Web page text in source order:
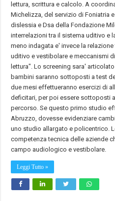
lettura, scrittura e calcolo. A
Michelizza, del servizio di Foniatria
dislessia e Dsa della Fondazione
interrelazioni tra il sistema uditivo e
meno indagata e' invece la
uditivo e vestibolare e meccanismi
lettura". Lo screening sara'
bambini saranno sottoposti a test
due mesi effettueranno esercizi di
deficitari, per poi essere sottoposti
percorso. Se questo primo studio
Abruzzo, dovesse evidenziare
uno studio allargato e policentrico.
competenza tecnica delle aziende
campo audiologico e vestibolare.
Leggi Tutto »